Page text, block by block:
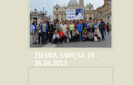
ZIEMIA ŚWIĘTA 19 -
26.04.2013